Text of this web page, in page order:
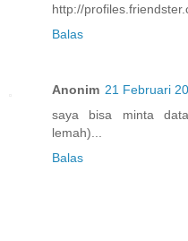
http://
Balas
Anonim 21 Februari
saya bisa minta
lemah)...
Balas